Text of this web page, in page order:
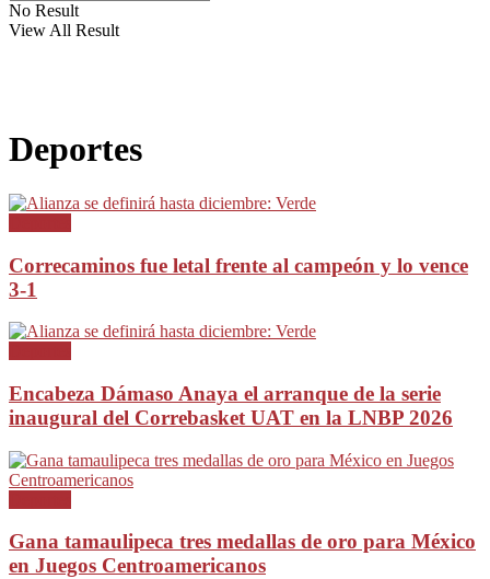
No Result
View All Result
Deportes
Correcaminos fue letal frente al campeón y lo vence
3-1
Encabeza Dámaso Anaya el arranque de la serie
inaugural del Correbasket UAT en la LNBP 2026
Gana tamaulipeca tres medallas de oro para México
en Juegos Centroamericanos